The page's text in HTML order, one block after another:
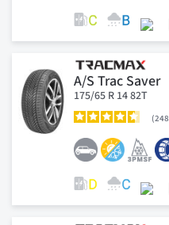
A/S Trac Saver
175/65 R 14 82T
248